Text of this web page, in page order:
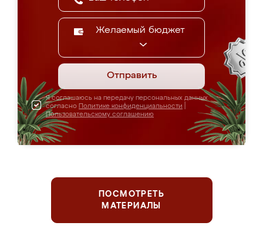
Желаемый бюджет
Отправить
Я соглашаюсь на передачу персональных данных
согласно Политике конфиденциальности
Пользовательскому соглашению
ПОСМОТРЕТЬ
МАТЕРИАЛЫ